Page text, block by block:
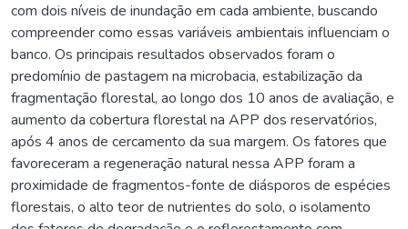
com dois níveis de inundação em cada ambiente, buscando
compreender como essas variáveis ambientais influenciam o
banco. Os principais resultados observados foram o
predomínio de pastagem na microbacia, estabilização da
fragmentação florestal, ao longo dos 10 anos de avaliação, e
aumento da cobertura florestal na APP dos reservatórios,
após 4 anos de cercamento da sua margem. Os fatores que
favoreceram a regeneração natural nessa APP foram a
proximidade de fragmentos-fonte de diásporos de espécies
florestais, o alto teor de nutrientes do solo, o isolamento